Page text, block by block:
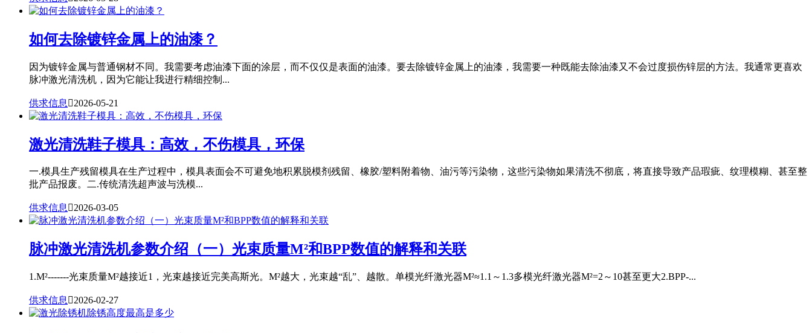
如何去除镀锌金属上的油漆？
因为镀锌金属与普通钢材不同。我需要考虑油漆下面的涂层，而不仅仅是表面的油漆。要去除镀锌金属上的油漆，我需要一种既能去除油漆又不会过度损伤锌层的方法。我通常更喜欢
脉冲激光清洗机，因为它能让我进行精细控制...
供求信息 2026-05-21
激光清洗鞋子模具：高效，不伤模具，环保
一.模具生产残留模具在生产过程中，模具表面会不可避免地积累脱模剂残留、橡胶/塑料附着物、油污等污染物，这些污染物如果清洗不彻底，将直接导致产品瑕疵、纹理模糊、甚至整
批产品报废。二.传统清洗超声波与洗模...
供求信息2026-03-05
脉冲激光清洗机参数介绍（一）光束质量M²和BPP数值的解释和关联
1.M²-------光束质量M²越接近1，光束越接近完美高斯光。M²越大，光束越“乱”、越散。单模光纤激光器M²≈1.1～1.3多模光纤激光器M²=2～10甚至更大2.BPP-...
供求信息 2026-02-27